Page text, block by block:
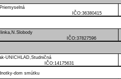
IČO:36380415
5,BB IČO:37827596
UNICHLAD,Studničná
dom smútku